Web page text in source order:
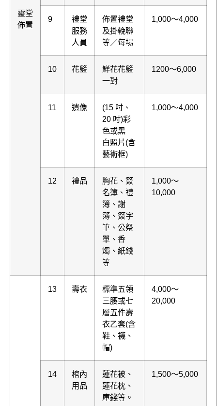
靈堂
佈置
9
禮堂
服務
人員
佈置禮堂
及掛輓聯
等／每場
1,000～4,000
10 花籃
鮮花花籃
一對
1200～6,000
11 遺像
(15 吋、
20 吋)彩
色或黑
白照片(含
藝術框)
1,000～4,000
12 禮品
胸花、簽
名簿、禮
簿、謝
簿、簽字
筆、公祭
單、香
燭、紙錢
等
1,000～
10,000
13 壽衣
標準五領
三腰或七
層五件壽
衣乙套(含
鞋、襪、
帽)
4,000～
20,000
14
棺內
用品
蓮花被、
蓮花枕、
庫錢等。
1,500～5,000